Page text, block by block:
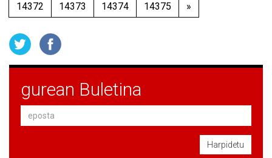
14372
14373 14374 14375 »
gurean Buletina
Harpidetu